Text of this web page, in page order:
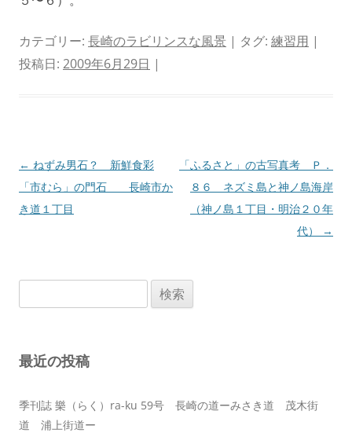
カテゴリー: 長崎のラビリンスな風景 | タグ: 練習用 |
投稿日: 2009年6月29日 |
投
稿
ナ
← ねずみ男石？ 新鮮食彩
「市むら」の門石 長崎市か
き道１丁目
「ふるさと」の古写真考 Ｐ．
８６ ネズミ島と神ノ島海岸
（神ノ島１丁目・明治２０年
代）
→
索:
最近の投稿
季刊誌 樂（らく）ra-ku 59号 長崎の道ーみさき道 茂木街
道 浦上街道ー